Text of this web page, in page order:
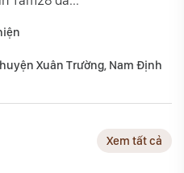
Xuân Trường, Nam Định
Xem tất cả